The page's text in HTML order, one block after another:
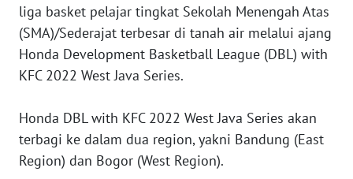
liga basket pelajar tingkat Sekolah Menengah Atas
(SMA)/Sederajat terbesar di tanah air melalui ajang
Honda Development Basketball League (DBL) with
KFC 2022 West Java Series.
Honda DBL with KFC 2022 West Java Series akan
terbagi ke dalam dua region, yakni Bandung (East
Region) dan Bogor (West Region).
KONTAK
KAMI
IKLAN
TENTANG